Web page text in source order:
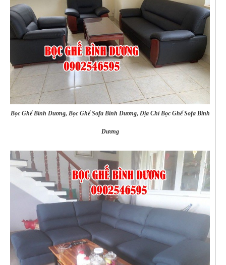
Bọc Ghế Bình Dương, Bọc Ghế Sofa Bình Dương, Địa Chỉ Bọc Ghế Sofa Bình
Dương